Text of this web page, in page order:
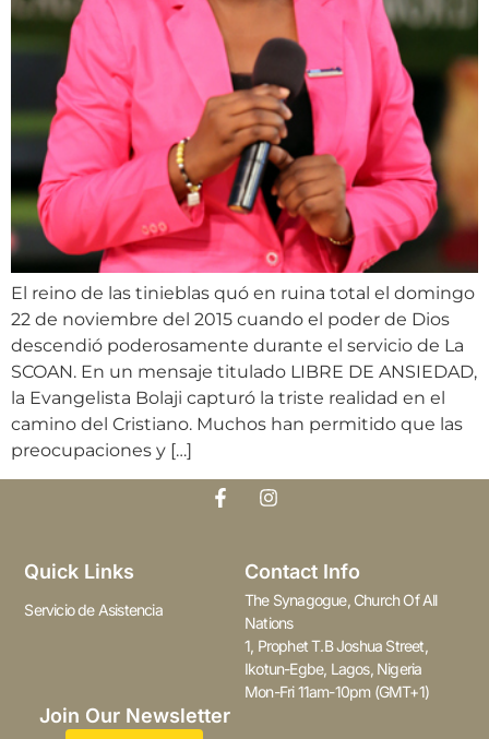
El reino de las tinieblas quó en ruina total el domingo
22 de noviembre del 2015 cuando el poder de Dios
descendió poderosamente durante el servicio de La
SCOAN. En un mensaje titulado LIBRE DE ANSIEDAD,
la Evangelista Bolaji capturó la triste realidad en el
camino del Cristiano. Muchos han permitido que las
preocupaciones y […]
Quick Links
Servicio de Asistencia
Contact Info
The Synagogue, Church Of All
Nations
1, Prophet T.B Joshua Street,
Ikotun-Egbe, Lagos, Nigeria
Mon-Fri 11am-10pm (GMT+1)
Join Our Newsletter